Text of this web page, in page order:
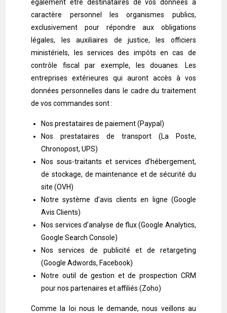
également être destinataires de vos données à
caractère personnel les organismes publics,
exclusivement pour répondre aux obligations
légales, les auxiliaires de justice, les officiers
ministériels, les services des impôts en cas de
contrôle fiscal par exemple, les douanes. Les
entreprises extérieures qui auront accès à vos
données personnelles dans le cadre du traitement
de vos commandes sont :
Nos prestataires de paiement (Paypal)
Nos prestataires de transport (La Poste,
Chronopost, UPS)
Nos sous-traitants et services d’hébergement,
de stockage, de maintenance et de sécurité du
site (OVH)
Notre système d’avis clients en ligne (Google
Avis Clients)
Nos services d’analyse de flux (Google Analytics,
Google Search Console)
Nos services de publicité et de retargeting
(Google Adwords, Facebook)
Notre outil de gestion et de prospection CRM
pour nos partenaires et affiliés (Zoho)
Comme la loi nous le demande, nous veillons au